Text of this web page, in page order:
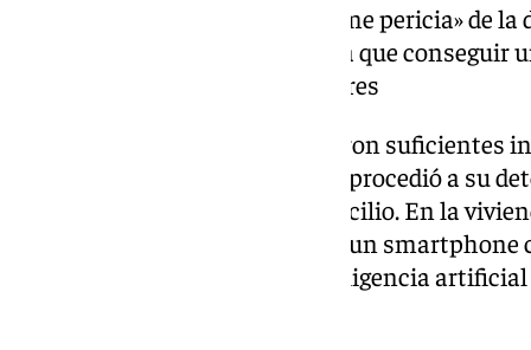
La Policía destaca «la enorme pericia» de
aplicaciones móviles con la que conseguir
creíble para muchos hombres
Finalmente, una vez se obtuvieron suficientes
los hechos de la investigada, se procedió a su
la entrada y registro en su domicilio. En la
informáticos sofisticados, sino un smartphone
retoque grafico basadas en inteligencia